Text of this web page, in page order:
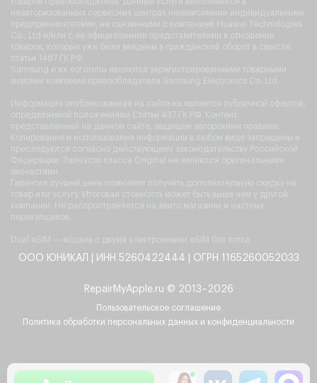
неавторизованных сервисных центрах независимыми индивидуальными
предпринимателями, не связанными с компанией Huawei Technologies
Co., Ltd и/или с ее официальными представителями в отношении
товаров, которые уже были введены в гражданский оборот в смысле
статьи 1487 ГК РФ.
Samsung и их логотипы являются зарегистрированными товарными
знаками компании правообладателя Samsung Electronics Co. Ltd.
Информация опубликованная на сайте не является публичной офертой,
определяемой положениями Статьи 437 ГК РФ. Контент,
представленный на данном сайте, защищен авторскими правами.
Копирование и использование информации в любом виде запрещены и
преследуются согласно действующему законодательству Российской
Федерации. Запчасти класса Original не являются оригинальными
запчастями.
Гарантия лучшей цены позволяет получить дополнительную скидку на
товар или услугу. Итоговая стоимость может быть выше чем у другой
компании. Не распространяется на авито магазины и частных
перекупщиков.
Dual eSIM — модель с двумя электронными eSIM без лотка.
ООО ЮНИКАЛ | ИНН 5260422444 | ОГРН 1165260052033
RepairMyApple.ru © 2013–2026
Пользовательское соглашение
Политика обработки персональных данных и конфиденциальности